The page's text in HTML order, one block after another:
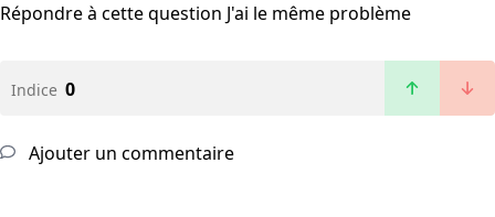
Répondre à cette question J'ai le même problème
Indice 0
Ajouter un commentaire